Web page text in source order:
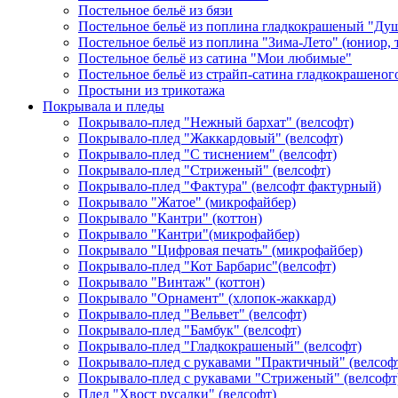
Постельное бельё из бязи
Постельное бельё из поплина гладкокрашеный
Постельное бельё из поплина "Зима-Лето" (юниор,
Постельное бельё из сатина "Мои любимые"
Постельное бельё из страйп-сатина
Простыни из трикотажа
Покрывала и пледы
Покрывало-плед "Нежный бархат" (велсофт)
Покрывало-плед "Жаккардовый" (велсофт)
Покрывало-плед "С тиснением" (велсофт)
Покрывало-плед "Стриженый" (велсофт)
Покрывало-плед "Фактура" (велсофт фактурный)
Покрывало "Жатое" (микрофайбер)
Покрывало "Кантри" (коттон)
Покрывало "Кантри"(микрофайбер)
Покрывало "Цифровая печать" (микрофайбер)
Покрывало-плед "Кот Барбарис"(велсофт)
Покрывало "Винтаж" (коттон)
Покрывало "Орнамент" (хлопок-жаккард)
Покрывало-плед "Вельвет" (велсофт)
Покрывало-плед "Бамбук" (велсофт)
Покрывало-плед "Гладкокрашеный" (велсофт)
Покрывало-плед с рукавами "Практичный"
Покрывало-плед с рукавами "Стриженый"
Плед "Хвост русалки" (велсофт)